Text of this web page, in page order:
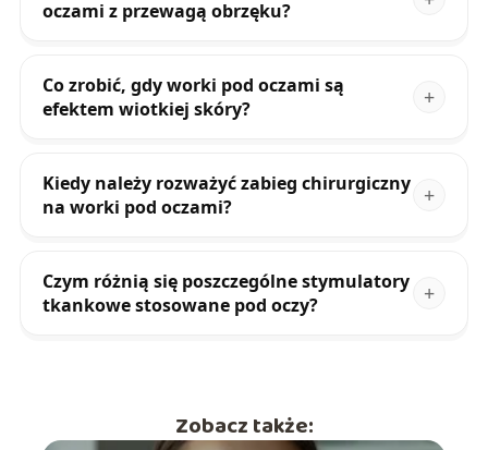
oczami z przewagą obrzęku?
Co zrobić, gdy worki pod oczami są
efektem wiotkiej skóry?
Kiedy należy rozważyć zabieg chirurgiczny
na worki pod oczami?
Czym różnią się poszczególne stymulatory
tkankowe stosowane pod oczy?
Zobacz także: